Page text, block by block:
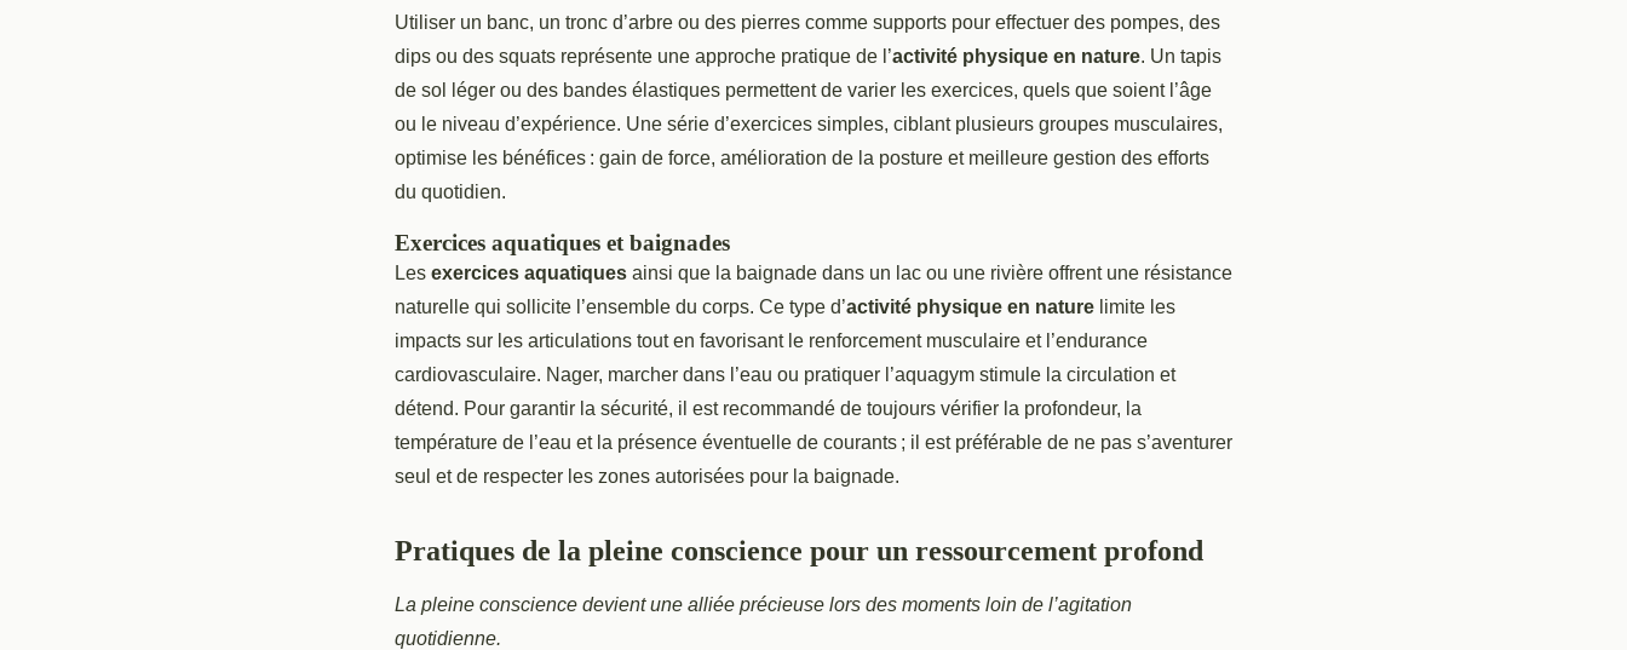
Utiliser un banc, un tronc d’arbre ou des pierres comme supports pour effectuer des pompes, des
dips ou des squats représente une approche pratique de l’activité physique en nature. Un tapis
de sol léger ou des bandes élastiques permettent de varier les exercices, quels que soient l’âge
ou le niveau d’expérience. Une série d’exercices simples, ciblant plusieurs groupes musculaires,
optimise les bénéfices : gain de force, amélioration de la posture et meilleure gestion des efforts
du quotidien.
Exercices aquatiques et baignades
Les exercices aquatiques ainsi que la baignade dans un lac ou une rivière offrent une résistance
naturelle qui sollicite l’ensemble du corps. Ce type d’activité physique en nature limite les
impacts sur les articulations tout en favorisant le renforcement musculaire et l’endurance
cardiovasculaire. Nager, marcher dans l’eau ou pratiquer l’aquagym stimule la circulation et
détend. Pour garantir la sécurité, il est recommandé de toujours vérifier la profondeur, la
température de l’eau et la présence éventuelle de courants ; il est préférable de ne pas s’aventurer
seul et de respecter les zones autorisées pour la baignade.
Pratiques de la pleine conscience pour un ressourcement profond
La pleine conscience devient une alliée précieuse lors des moments loin de l’agitation
quotidienne.